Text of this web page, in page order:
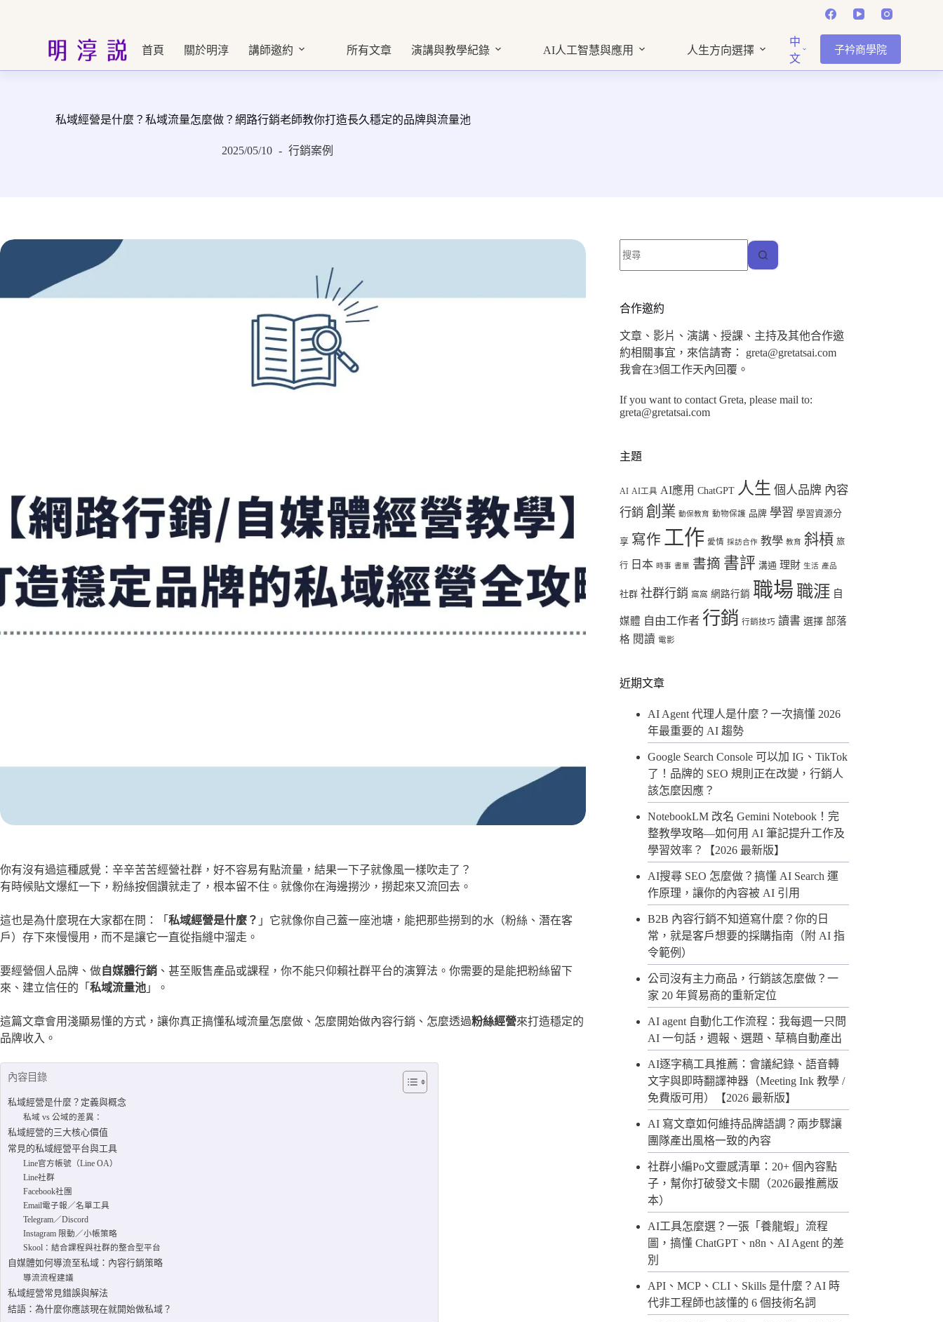
首頁 關於明淳 講師邀約 所有文章 演講與教學紀錄 AI人工智慧與應用 人生方向選擇
中
文
子衿商學院
私域經營是什麼？私域流量怎麼做？網路行銷老師教你打造長久穩定的品牌與流量池
2025/05/10 行銷案例
你有沒有過這種感覺：辛辛苦苦經營社群，好不容易有點流量，結果一下子就像風一樣吹走了？
有時候貼文爆紅一下，粉絲按個讚就走了，根本留不住。就像你在海邊撈沙，撈起來又流回去。
這也是為什麼現在大家都在問：「 私域經營是什麼？ 」它就像你自己蓋一座池塘，能把那些撈到的水（粉絲、潛在客
戶）存下來慢慢用，而不是讓它一直從指縫中溜走。
要經營個人品牌、做自媒體行銷 、甚至販售產品或課程，你不能只仰賴社群平台的演算法。你需要的是能把粉絲留下
來、建立信任的「 私域流量池 」。
這篇文章會用淺顯易懂的方式，讓你真正搞懂私域流量怎麼做、怎麼開始做內容行銷、怎麼透過粉絲經營來打造穩定的
品牌收入。
內容目錄
私域經營是什麼？定義與概念
私域 vs 公域的差異：
私域經營的三大核心價值
常見的私域經營平台與工具
Line官方帳號（Line OA）
Line社群
Facebook社團
Email電子報／名單工具
Telegram／Discord
Instagram 限動／小帳策略
Skool：結合課程與社群的整合型平台
自媒體如何導流至私域：內容行銷策略
導流流程建議
私域經營常見錯誤與解法
結語：為什麼你應該現在就開始做私域？
找
合
條
件
的
果
合作邀約
文章、影片、演講、授課、主持及其他合作邀
約相關事宜，來信請寄： greta@gretatsai.com
我會在3個工作天內回覆。
If you want to contact Greta, please mail to:
greta@gretatsai.com
主題
AI AI工具 AI應用 ChatGPT 人生 個人品牌 內容
行銷 創業 動保教育 動物保護 品牌 學習 學習資源分
享 寫作 工作 愛情 採訪合作 教學 教育 斜槓 旅
行 日本 時事 書單 書摘 書評 溝通 理財 生活 產品
社群 社群行銷 窩窩 網路行銷 職場 職涯 自
媒體 自由工作者 行銷 行銷技巧 讀書 選擇 部落
格 閱讀 電影
近期文章
AI Agent 代理人是什麼？一次搞懂 2026
年最重要的 AI 趨勢
Google Search Console 可以加 IG、TikTok
了！品牌的 SEO 規則正在改變，行銷人
該怎麼因應？
NotebookLM 改名 Gemini Notebook！完
整教學攻略—如何用 AI 筆記提升工作及
學習效率？【2026 最新版】
AI搜尋 SEO 怎麼做？搞懂 AI Search 運
作原理，讓你的內容被 AI 引用
B2B 內容行銷不知道寫什麼？你的日
常，就是客戶想要的採購指南（附 AI 指
令範例）
公司沒有主力商品，行銷該怎麼做？一
家 20 年貿易商的重新定位
AI agent 自動化工作流程：我每週一只問
AI 一句話，週報、選題、草稿自動產出
AI逐字稿工具推薦：會議紀錄、語音轉
文字與即時翻譯神器（Meeting Ink 教學 /
免費版可用）【2026 最新版】
AI 寫文章如何維持品牌語調？兩步驟讓
團隊產出風格一致的內容
社群小編Po文靈感清單：20+ 個內容點
子，幫你打破發文卡關（2026最推薦版
本）
AI工具怎麼選？一張「養龍蝦」流程
圖，搞懂 ChatGPT、n8n、AI Agent 的差
別
API、MCP、CLI、Skills 是什麼？AI 時
代非工程師也該懂的 6 個技術名詞